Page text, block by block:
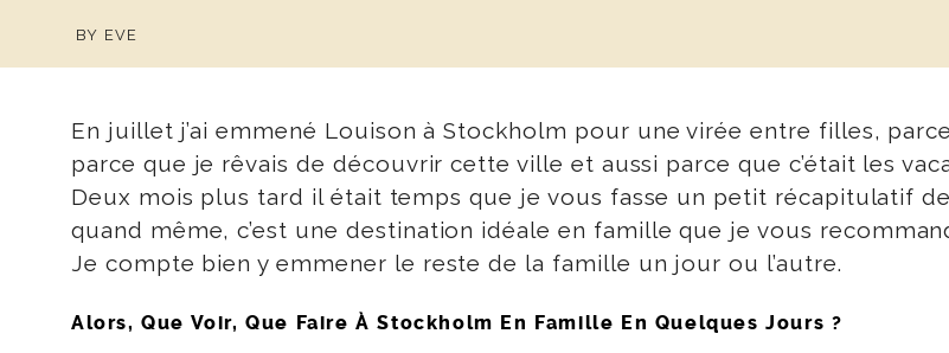
BY EVE
En juillet j’ai emmené Louison à Stockholm pour une virée entre filles,
parce que je rêvais de découvrir cette ville et aussi parce que c’était les
Deux mois plus tard il était temps que je vous fasse un petit récapitulatif
quand même, c’est une destination idéale en famille que je vous
Je compte bien y emmener le reste de la famille un jour ou l’autre.
Alors, Que Voir, Que Faire À Stockholm En Famille En Quelques Jours ?